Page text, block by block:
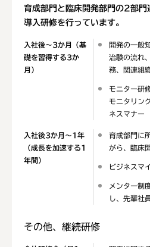
育成部門と臨床開発部門の2部門
導入研修を行っています。
入社後～3か月
（基
礎を習得する3か
月）
開発の一般
治験の流れ
務、関連組
モニター研
モニタリン
ネスマナー
入社後3か月～1年
（成長を加速する1
年間）
育成部門に
がら、臨床
ビジネスマ
メンター制
し、先輩社
その他、継続研修